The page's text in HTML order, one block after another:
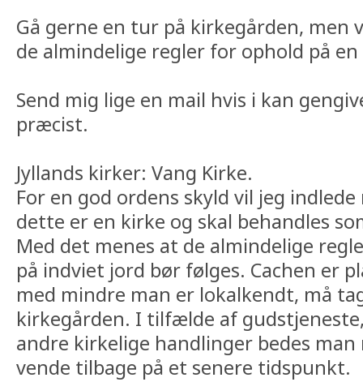
Gå gerne en tur på kirkegården, men
de almindelige regler for ophold på
Send mig lige en mail hvis i kan
præcist.
Jyllands kirker: Vang Kirke.
For en god ordens skyld vil jeg
dette er en kirke og skal behandles
Med det menes at de almindelige
på indviet jord bør følges. Cachen er
med mindre man er lokalkendt, må
kirkegården. I tilfælde af
andre kirkelige handlinger bedes man
vende tilbage på et senere tidspunkt.